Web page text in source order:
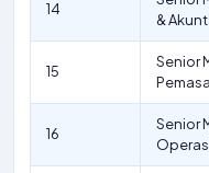
14
&
15
Senior
16
Senior